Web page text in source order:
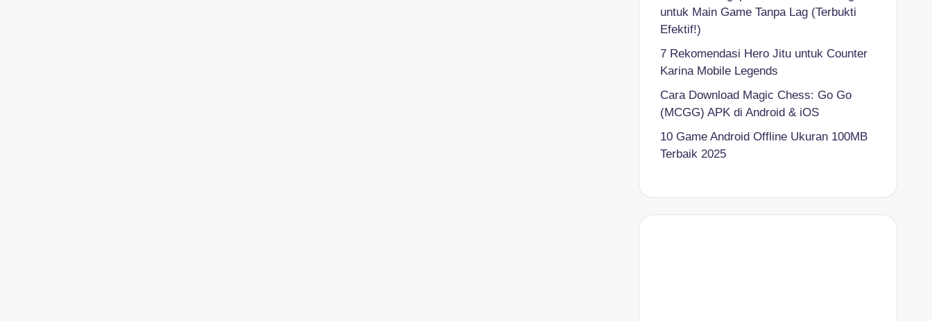
untuk Main Game Tanpa Lag (Terbukti
Efektif!)
7 Rekomendasi Hero Jitu untuk Counter
Karina Mobile Legends
Cara Download Magic Chess: Go Go
(MCGG) APK di Android & iOS
10 Game Android Offline Ukuran 100MB
Terbaik 2025